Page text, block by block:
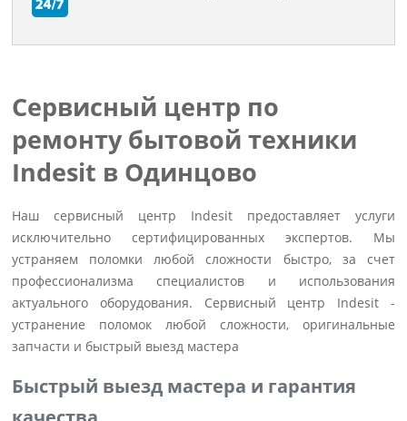
Сервисный центр по
ремонту бытовой техники
Indesit в Одинцово
Наш сервисный центр Indesit предоставляет услуги
исключительно сертифицированных экспертов. Мы
устраняем поломки любой сложности быстро, за счет
профессионализма специалистов и использования
актуального оборудования. Сервисный центр Indesit -
устранение поломок любой сложности, оригинальные
запчасти и быстрый выезд мастера
Быстрый выезд мастера и гарантия